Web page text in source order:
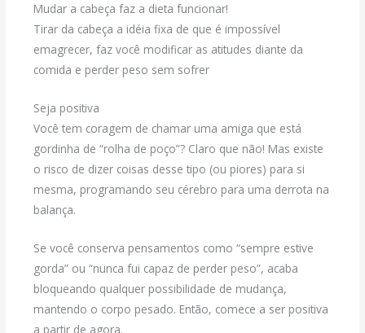
Mudar a cabeça faz a dieta funcionar!
Tirar da cabeça a idéia fixa de que é impossível
emagrecer, faz você modificar as atitudes diante da
comida e perder peso sem sofrer
Seja positiva
Você tem coragem de chamar uma amiga que está
gordinha de “rolha de poço”? Claro que não! Mas existe
o risco de dizer coisas desse tipo (ou piores) para si
mesma, programando seu cérebro para uma derrota na
balança.
Se você conserva pensamentos como “sempre estive
gorda” ou “nunca fui capaz de perder peso”, acaba
bloqueando qualquer possibilidade de mudança,
mantendo o corpo pesado. Então, comece a ser positiva
a partir de agora.